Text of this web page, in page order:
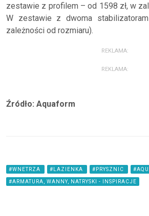
zestawie z profilem – od 1598 zł, w
W zestawie z dwoma
zależności od rozmiaru).
REKLAMA:
REKLAMA:
Źródło: Aquaform
#WNETRZA #LAZIENKA #PRYSZNIC
#ARMATURA, WANNY, NATRYSKI - INSPIRACJE